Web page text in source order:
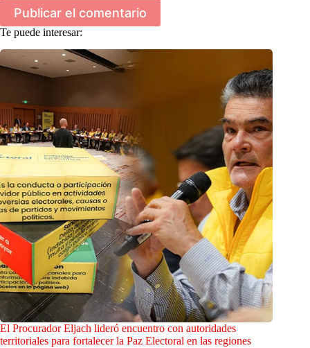
Publicar el comentario
Te puede interesar:
El Procurador Eljach lideró encuentro con autoridades
territoriales para fortalecer la Paz Electoral en las regiones